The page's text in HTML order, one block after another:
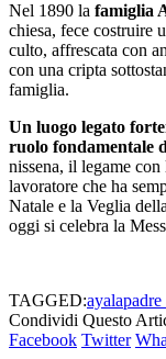
Nel 1890 la famiglia
chiesa, fece costruire
culto, affrescata con
con una cripta
famiglia.
Un luogo legato
ruolo fondamentale
nissena, il legame
lavoratore che ha
Natale e la Veglia
oggi si celebra la
TAGGED:ayalapadre
Condividi Questo
Facebook Twitter